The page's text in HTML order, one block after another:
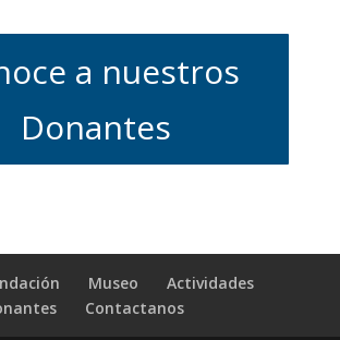
a nuestros
Donantes
Museo
Actividades
Contactanos